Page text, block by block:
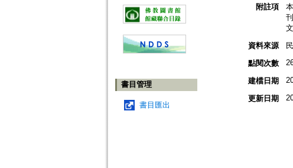
書目管理
書目匯出
附註項
資料來源
點閱次數
建檔日期
更新日期